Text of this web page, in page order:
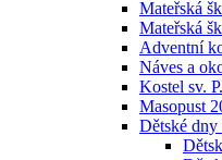
Mateřská
Mateřská
Adventní
Náves a
Kostel sv.
Masopust
Dětské